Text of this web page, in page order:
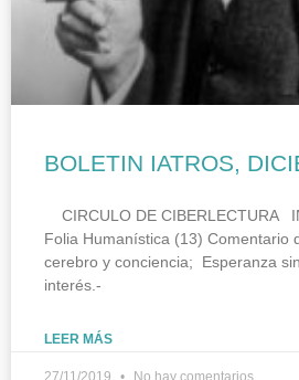
BOLETIN IATROS,
CIRCULO DE CIBERLECTURA
Folia Humanística (13) Comentario
cerebro y conciencia; Esperanza
interés.-
LEER MÁS
27/11/2019 No hay comentarios